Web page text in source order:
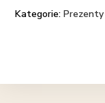
Kategorie: